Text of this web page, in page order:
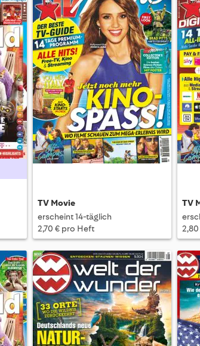
TV Movie
erscheint 14-täglich
2,70 € pro Heft
TV